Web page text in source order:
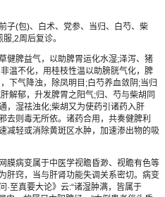
(包)、白术、党参、当归、白芍、柴
,2周后复诊。
脾益气，以助脾胃运化水湿;泽泻、猪
温不化，用桂枝性温以助膀胱气化，脾
下气降浊，除凤明目;白芍养血敛阴;当归
解郁，升发脾胃之阳气;归、芍与柴胡同
，湿祛浊化;柴胡又为使药引诸药入肝
去则毒无所依。诸药合用，共奏健脾利
减轻或消除黄斑区水肿，加速渗出物的吸
病变属于中医学视瞻昏渺、视瞻有色等
肝窍，当与肝肾功能失调关系密切。病变
·至真要大论》云:“诸湿肿满，皆属于